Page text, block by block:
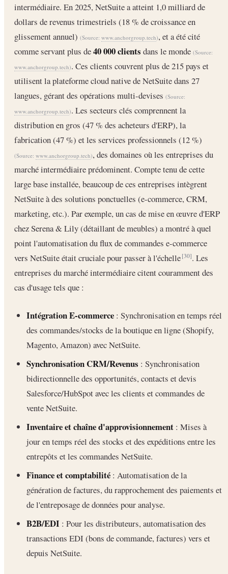
intermédiaire. En 2025, NetSuite a atteint 1,0 milliard de
dollars de revenus trimestriels (18 % de croissance en
glissement annuel) (Source: www.anchorgroup.tech), et a été cité
comme servant plus de40 000 clients dans le monde (Source:
www.anchorgroup.tech). Ces clients couvrent plus de 215 pays et
utilisent la plateforme cloud native de NetSuite dans 27
langues, gérant des opérations multi-devises (Source:
www.anchorgroup.tech). Les secteurs clés comprennent la
distribution en gros (47 % des acheteurs d'ERP), la
fabrication (47 %) et les services professionnels (12 %)
(Source: www.anchorgroup.tech), des domaines où les entreprises du
marché intermédiaire prédominent. Compte tenu de cette
large base installée, beaucoup de ces entreprises intègrent
NetSuite à des solutions ponctuelles (e-commerce, CRM,
marketing, etc.). Par exemple, un cas de mise en œuvre d'ERP
chez Serena & Lily (détaillant de meubles) a montré à quel
point l'automatisation du flux de commandes e-commerce
vers NetSuite était cruciale pour passer à l'échelle[30]. Les
entreprises du marché intermédiaire citent couramment des
cas d'usage tels que :
Intégration E-commerce : Synchronisation en temps réel
des commandes/stocks de la boutique en ligne (Shopify,
Magento, Amazon) avec NetSuite.
Synchronisation CRM/Revenus : Synchronisation
bidirectionnelle des opportunités, contacts et devis
Salesforce/HubSpot avec les clients et commandes de
vente NetSuite.
Inventaire et chaîne d'approvisionnement : Mises à
jour en temps réel des stocks et des expéditions entre les
entrepôts et les commandes NetSuite.
Finance et comptabilité : Automatisation de la
génération de factures, du rapprochement des paiements et
de l'entreposage de données pour analyse.
B2B/EDI : Pour les distributeurs, automatisation des
transactions EDI (bons de commande, factures) vers et
depuis NetSuite.